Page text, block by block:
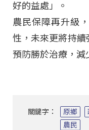
好的益處」。
農民保障再升級
性，未來更將持續
預防勝於治療，減
關鍵字： 原鄉
農民